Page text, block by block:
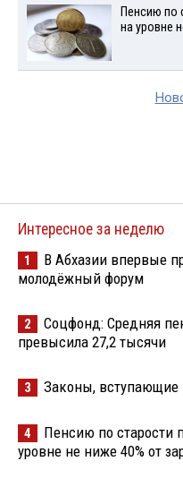
Пенсию по
на уровне
Интересное за неделю
1
В Абхазии впервые
молодёжный форум
2
Соцфонд: Средняя
превысила 27,2 тысячи
3 Законы, вступающие
4
Пенсию по старости
уровне не ниже 40% от